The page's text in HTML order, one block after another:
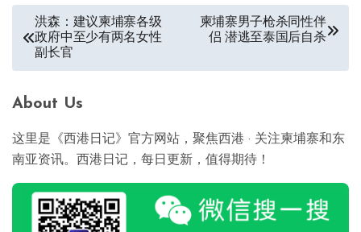
章
导
航
洪森：建议柬埔寨各级
政府中至少有两名女性
副长官
柬埔寨男子枪杀同性伴
侣 潜逃至泰国后自杀
About Us
这里是《西港日记》官方网站，聚焦西港 · 关注柬埔寨和东
南亚资讯。西港日记，每日更新，值得期待！